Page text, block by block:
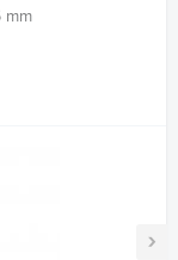
›
mm